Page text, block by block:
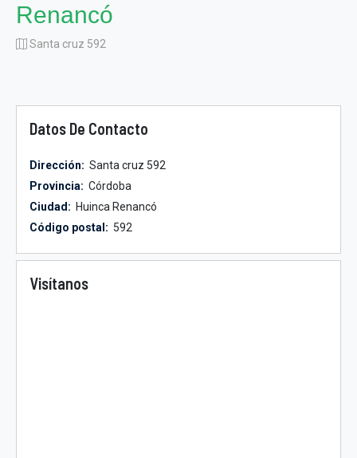
Renancó
Santa cruz 592
Datos De Contacto
Dirección: Santa cruz 592
Provincia: Córdoba
Ciudad: Huinca Renancó
Código postal: 592
Visítanos